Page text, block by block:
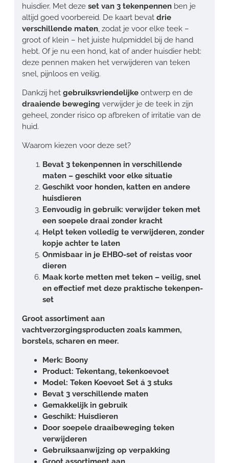
huisdier. Met deze set van 3 tekenpennen ben je
altijd goed voorbereid. De kaart bevat drie
verschillende maten, zodat je voor elke teek –
groot of klein – het juiste hulpmiddel bij de hand
hebt. Of je nu een hond, kat of ander huisdier hebt:
deze pennen maken het verwijderen van teken
snel, pijnloos en veilig.
Dankzij het gebruiksvriendelijke ontwerp en de
draaiende beweging verwijder je de teek in zijn
geheel, zonder risico op afbreken of irritatie van de
huid.
Waarom kiezen voor deze set?
Bevat 3 tekenpennen in verschillende
maten – geschikt voor elke situatie
Geschikt voor honden, katten en andere
huisdieren
Eenvoudig in gebruik: verwijder teken met
een soepele draai zonder kracht
Helpt teken volledig te verwijderen, zonder
kopje achter te laten
Onmisbaar in je EHBO-set of reistas voor
dieren
Maak korte metten met teken – veilig, snel
en effectief met deze praktische tekenpen-
set
Groot assortiment aan
vachtverzorgingsproducten zoals kammen,
borstels, scharen en meer.
Merk: Boony
Product: Tekentang, tekenkoevoet
Model: Teken Koevoet Set á 3 stuks
Bevat 3 verschillende maten
Gemakkelijk in gebruik
Geschikt: Huisdieren
Door soepele draaibeweging teken
verwijderen
Gebruiksaanwijzing op verpakking